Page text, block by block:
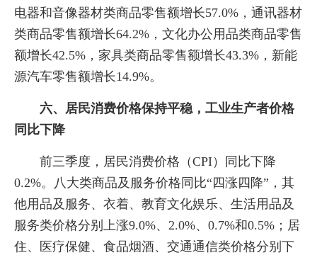
电器和音像器材类商品零售额增长57.0%，通讯器材
类商品零售额增长64.2%，文化办公用品类商品零售
额增长42.5%，家具类商品零售额增长43.3%，新能
源汽车零售额增长14.9%。
六、居民消费价格保持平稳，工业生产者价格
同比下降
前三季度，居民消费价格（CPI）同比下降
0.2%。八大类商品及服务价格同比“四涨四降”，其
他用品及服务、衣着、教育文化娱乐、生活用品及
服务类价格分别上涨9.0%、2.0%、0.7%和0.5%；居
住、医疗保健、食品烟酒、交通通信类价格分别下